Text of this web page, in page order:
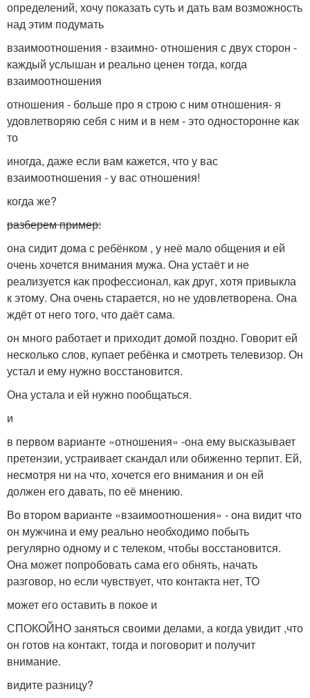
определений, хочу показать суть и дать вам возможность
над этим подумать
взаимоотношения - взаимно- отношения с двух сторон -
каждый услышан и реально ценен тогда, когда
взаимоотношения
отношения - больше про я строю с ним отношения- я
удовлетворяю себя с ним и в нем - это односторонне как
то
иногда, даже если вам кажется, что у вас
взаимоотношения - у вас отношения!
когда же?
разберем пример:
она сидит дома с ребёнком , у неё мало общения и ей
очень хочется внимания мужа. Она устаёт и не
реализуется как профессионал, как друг, хотя привыкла
к этому. Она очень старается, но не удовлетворена. Она
ждёт от него того, что даёт сама.
он много работает и приходит домой поздно. Говорит ей
несколько слов, купает ребёнка и смотреть телевизор. Он
устал и ему нужно восстановится.
Она устала и ей нужно пообщаться.
и
в первом варианте «отношения» -она ему высказывает
претензии, устраивает скандал или обиженно терпит. Ей,
несмотря ни на что, хочется его внимания и он ей
должен его давать, по её мнению.
Во втором варианте «взаимоотношения» - она видит что
он мужчина и ему реально необходимо побыть
регулярно одному и с телеком, чтобы восстановится.
Она может попробовать сама его обнять, начать
разговор, но если чувствует, что контакта нет, ТО
может его оставить в покое и
СПОКОЙНО заняться своими делами, а когда увидит ,что
он готов на контакт, тогда и поговорит и получит
внимание.
видите разницу?